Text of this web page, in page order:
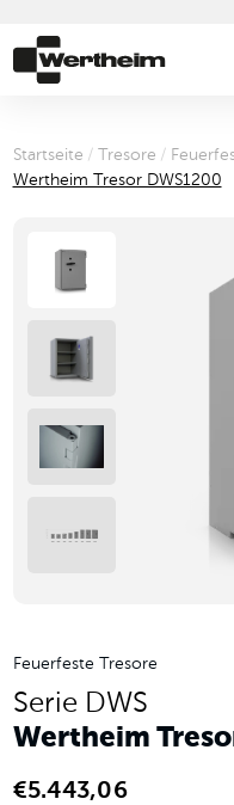
Startseite / Tresore /
Wertheim Tresor DWS1200
Feuerfeste Tresore
Serie DWS
Wertheim
€5.443,06